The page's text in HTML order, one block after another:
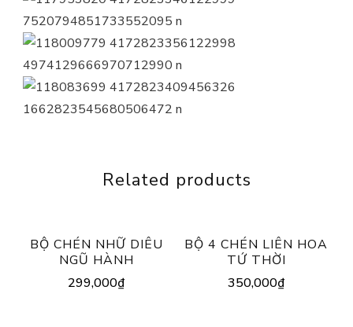
Related products
BỘ CHÉN NHỮ DIÊU
NGŨ HÀNH
299,000₫
BỘ 4 CHÉN LIÊN HOA
TỨ THỜI
350,000₫